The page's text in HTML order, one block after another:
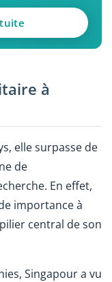
à
elle surpasse de
de
En effet,
importance à
central de son
Singapour a vu